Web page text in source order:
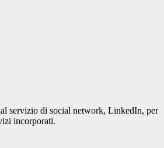
servizio di social network, LinkedIn, per
incorporati.